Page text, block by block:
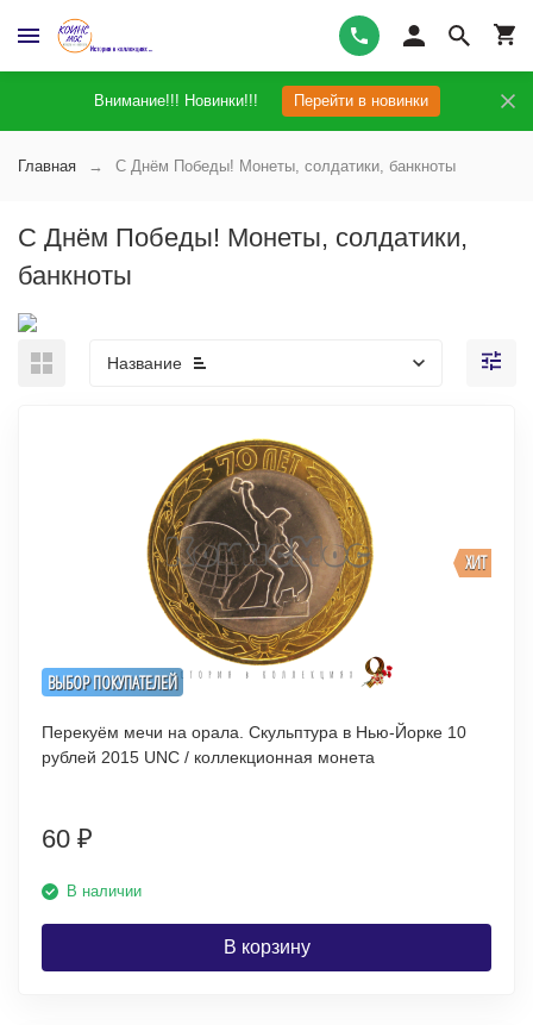
Внимание!!! Новинки!!! Перейти в новинки
Главная С Днём Победы! Монеты, солдатики, банкноты
С Днём Победы! Монеты, солдатики,
банкноты
Название
ВЫБОР ПОКУПАТЕЛЕЙ
ХИТ
Перекуём мечи на орала. Скульптура в Нью-Йорке 10
рублей 2015 UNC / коллекционная монета
60 ₽
В наличии
В корзину